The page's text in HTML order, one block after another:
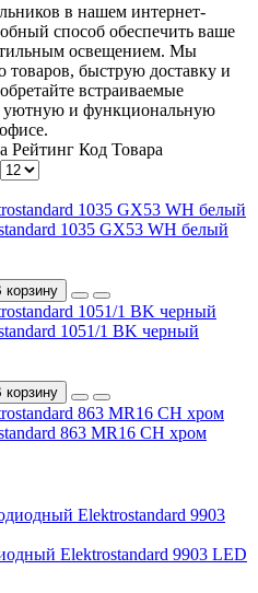
в нашем интернет-
способ обеспечить ваше
освещением. Мы
товаров, быструю доставку и
встраиваемые
уютную и функциональную
Рейтинг Код Товара
1035 GX53 WH белый
корзину
1051/1 BK черный
корзину
863 MR16 CH хром
Elektrostandard 9903 LED